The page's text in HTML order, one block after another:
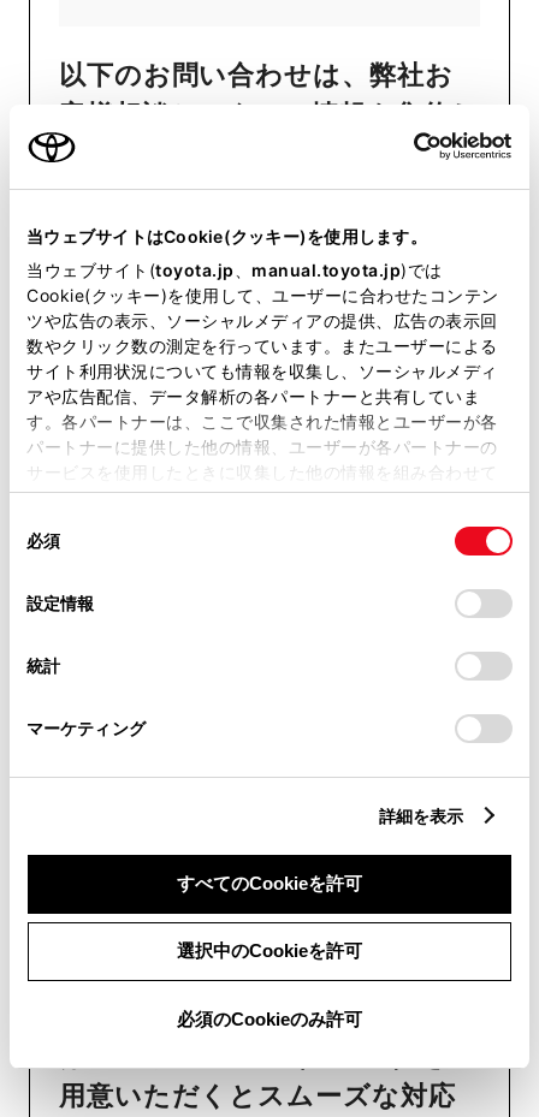
当ウェブサイトはCookie(クッキー)を使用します。
当ウェブサイト(toyota.jp manual.toyota.jp)では
Cookie(クッキー)を使用して、ユーザーに合わせたコンテン
ツや広告の表示、ソーシャルメディアの提供、広告の表示回
数やクリック数の測定を行っています。またユーザーによる
サイト利用状況についても情報を収集し、ソーシャルメディ
アや広告配信、データ解析の各パートナーと共有していま
す。各パートナーは、ここで収集された情報とユーザーが各
パートナーに提供した他の情報、ユーザーが各パートナーの
サービスを使用したときに収集した他の情報を組み合わせて
使用することがあります。当ウェブサイトの使用を続行する
デバイスにすべてのCookie(クッキー)が保存されることに同
意したことになります。Cookie(クッキー)のオプトアウト、
設定の変更、同意を撤回したりするにあたっては、当社の
「Cookie（クッキー）情報の取り扱いについて
」をご覧くだ
必須
設定情報
統計
マーケティング
詳細を表示
すべてのCookieを許可
選択中のCookieを許可
必須のCookieのみ許可
以下のお問い合わせは、弊社お
客様相談センターに情報を集約し
ておらず十分なご案内ができか
ねるため、最寄りのトヨタ販売
店までご相談くださいますよう
お願いいたします。最寄りのト
ヨタ販売店はこちらからご確認
いただけます。
おクルマの故障、点検、修理等
（販売店を窓口におクルマの状
態を診断する必要がございま
（販売店単位でオーダーを
いただいておりますため、弊社
純正部品の品番、価格、取り付
（部品の販
にご相談いただけますと幸いで
トヨタ販売店へのお問い合わせ
おクルマに関するお問い合わせ
用意いただくとスムーズな対応